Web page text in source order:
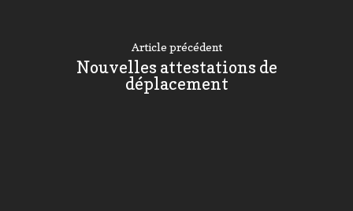
Article précédent
Nouvelles attestations de
déplacement